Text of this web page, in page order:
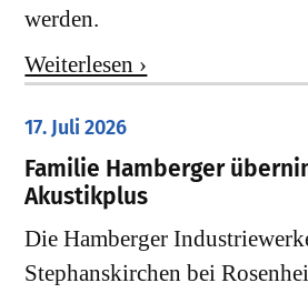
werden.
Weiterlesen ›
17. Juli 2026
Familie Hamberger
Akustikplus
Die Hamberger
Stephanskirchen bei